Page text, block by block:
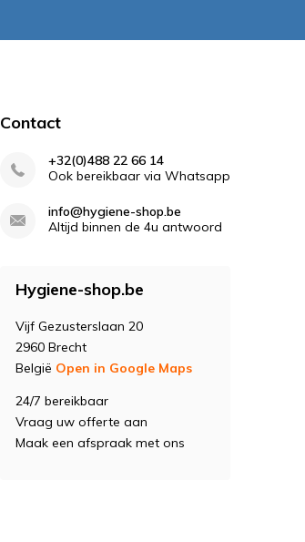
Contact
+32(0)488 22 66 14
Ook bereikbaar via Whatsapp
info@hygiene-shop.be
Altijd binnen de 4u antwoord
Hygiene-shop.be
Vijf Gezusterslaan 20
2960 Brecht
België Open in Google Maps
24/7 bereikbaar
Vraag uw offerte aan
Maak een afspraak met ons